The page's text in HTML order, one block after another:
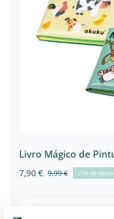
Livro Mágico de
Livro Mágico de
9,99€O
7,90 €
O
21% de